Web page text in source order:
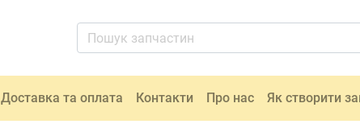
Доставка та оплата Контакти Про нас Як створити